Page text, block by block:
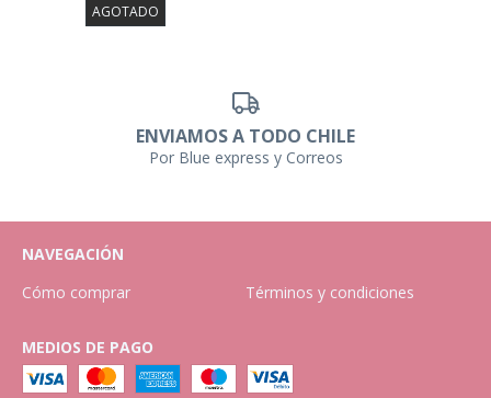
AGOTADO
ENVIAMOS A TODO CHILE
Por Blue express y Correos
NAVEGACIÓN
Cómo comprar
Términos y condiciones
MEDIOS DE PAGO